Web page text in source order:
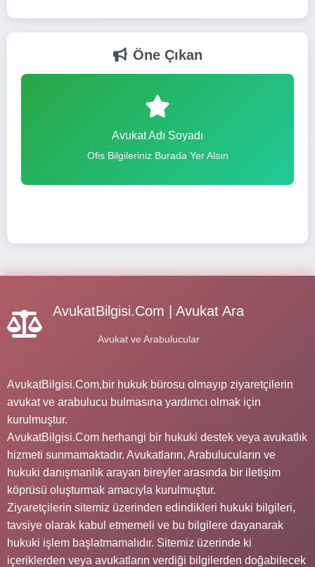
Öne Çıkan
Avukat Adı Soyadı
Ofis Bilgileriniz Burada Yer Alsın
AvukatBilgisi.Com | Avukat Ara
Avukat ve Arabulucular
AvukatBilgisi.Com,bir hukuk bürosu olmayıp ziyaretçilerin
avukat ve arabulucu bulmasına yardımcı olmak için
kurulmuştur.
AvukatBilgisi.Com herhangi bir hukuki destek veya avukatlık
hizmeti sunmamaktadır. Avukatların, Arabulucuların ve
hukuki danışmanlık arayan bireyler arasında bir iletişim
köprüsü oluşturmak amacıyla kurulmuştur.
Ziyaretçilerin sitemiz üzerinden edindikleri hukuki bilgileri,
tavsiye olarak kabul etmemeli ve bu bilgilere dayanarak
hukuki işlem başlatmamalıdır. Sitemiz üzerinde ki
içeriklerden veya avukatların verdiği bilgilerden doğabilecek